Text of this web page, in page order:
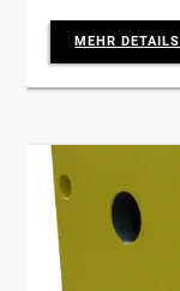
MEHR DETAILS